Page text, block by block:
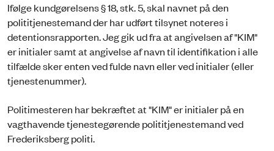
Ifølge kundgørelsens § 18, stk. 5, skal navnet på den
polititjenestemand der har udført tilsynet noteres i
detentionsrapporten. Jeg gik ud fra at angivelsen af "KIM"
er initialer samt at angivelse af navn til identifikation i alle
tilfælde sker enten ved fulde navn eller ved initialer (eller
tjenestenummer).
Politimesteren har bekræftet at "KIM" er initialer på en
vagthavende tjenestegørende polititjenestemand ved
Frederiksberg politi.